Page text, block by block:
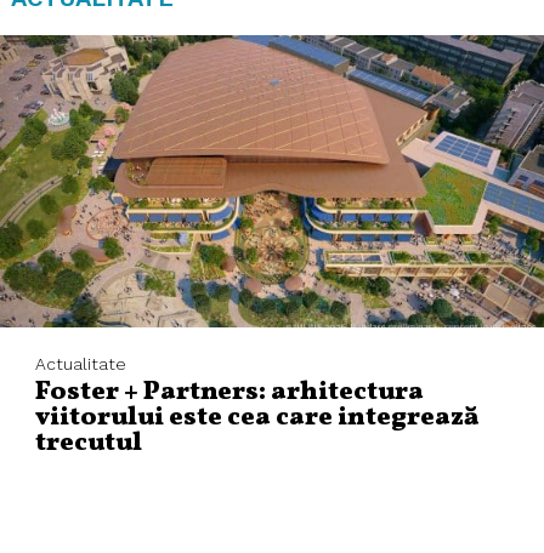
Actualitate
Foster + Partners: arhitectura
viitorului este cea care integrează
trecutul